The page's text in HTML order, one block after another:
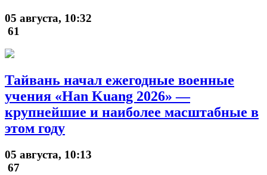
05 августа, 10:32
61
Тайвань начал ежегодные военные
учения «Han Kuang 2026» —
крупнейшие и наиболее масштабные в
этом году
05 августа, 10:13
67